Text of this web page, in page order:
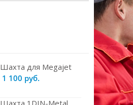
Шахта для Megajet
1 100 руб.
Шахта 1DIN-Metal